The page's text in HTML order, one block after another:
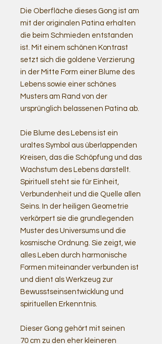
Die Oberfläche dieses Gong ist am
mit der originalen Patina erhalten
die beim Schmieden entstanden
ist. Mit einem schönen Kontrast
setzt sich die goldene Verzierung
in der Mitte Form einer Blume des
Lebens sowie einer schönes
Musters am Rand von der
ursprünglich belassenen Patina ab.
Die Blume des Lebens ist ein
uraltes Symbol aus überlappenden
Kreisen, das die Schöpfung und das
Wachstum des Lebens darstellt.
Spirituell steht sie für Einheit,
Verbundenheit und die Quelle allen
Seins. In der heiligen Geometrie
verkörpert sie die grundlegenden
Muster des Universums und die
kosmische Ordnung. Sie zeigt, wie
alles Leben durch harmonische
Formen miteinander verbunden ist
und dient als Werkzeug zur
Bewusstseinsentwicklung und
spirituellen Erkenntnis.
Dieser Gong gehört mit seinen
70 cm zu den eher kleineren